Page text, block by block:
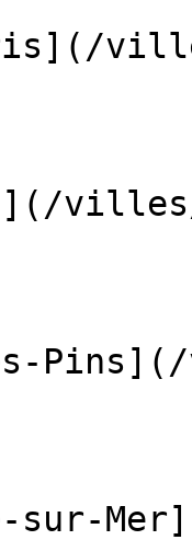
sur-